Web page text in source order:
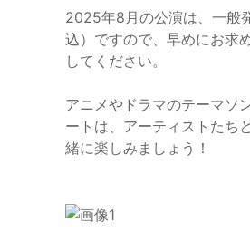
2025年8月の公演は、一般
込）ですので、早めにお求
してください。
アニメやドラマのテーマソ
ートは、アーティストたち
緒に楽しみましょう！